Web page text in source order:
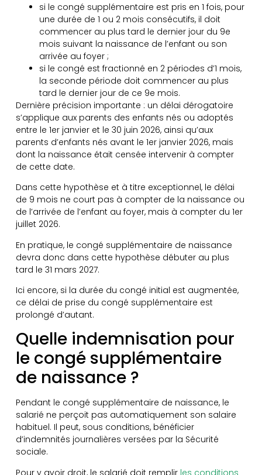
si le congé supplémentaire est pris en 1 fois, pour
une durée de 1 ou 2 mois consécutifs, il doit
commencer au plus tard le dernier jour du 9e
mois suivant la naissance de l’enfant ou son
arrivée au foyer ;
si le congé est fractionné en 2 périodes d’1 mois,
la seconde période doit commencer au plus
tard le dernier jour de ce 9e mois.
Dernière précision importante : un délai dérogatoire
s’applique aux parents des enfants nés ou adoptés
entre le 1er janvier et le 30 juin 2026, ainsi qu’aux
parents d’enfants nés avant le 1er janvier 2026, mais
dont la naissance était censée intervenir à compter
de cette date.
Dans cette hypothèse et à titre exceptionnel, le délai
de 9 mois ne court pas à compter de la naissance ou
de l’arrivée de l’enfant au foyer, mais à compter du 1er
juillet 2026.
En pratique, le congé supplémentaire de naissance
devra donc dans cette hypothèse débuter au plus
tard le 31 mars 2027.
Ici encore, si la durée du congé initial est augmentée,
ce délai de prise du congé supplémentaire est
prolongé d’autant.
Quelle indemnisation pour
le congé supplémentaire
de naissance ?
Pendant le congé supplémentaire de naissance, le
salarié ne perçoit pas automatiquement son salaire
habituel. Il peut, sous conditions, bénéficier
d’indemnités journalières versées par la Sécurité
sociale.
Pour y avoir droit, le salarié doit remplir les conditions